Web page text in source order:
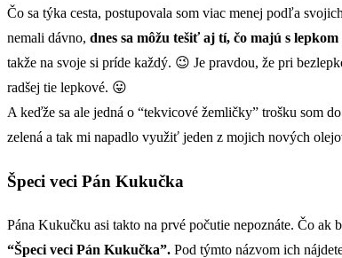
Čo sa týka cesta, postupovala som viac menej podľa
nemali dávno, dnes sa môžu tešiť aj tí, čo majú s
takže na svoje si príde každý. 😉 Je pravdou, že pri
radšej tie lepkové. 😛
A keďže sa ale jedná o “tekvicové žemličky” trošku som
zelená a tak mi napadlo využiť jeden z mojich nových
Špeci veci Pán Kukučka
Pána Kukučku asi takto na prvé počutie nepoznáte. Čo
“Špeci veci Pán Kukučka”. Pod týmto názvom ich